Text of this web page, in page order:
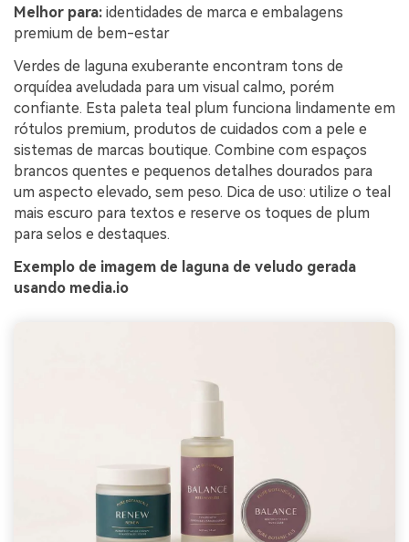
Melhor para: identidades de marca e embalagens
premium de bem-estar
Verdes de laguna exuberante encontram tons de
orquídea aveludada para um visual calmo, porém
confiante. Esta paleta teal plum funciona lindamente em
rótulos premium, produtos de cuidados com a pele e
sistemas de marcas boutique. Combine com espaços
brancos quentes e pequenos detalhes dourados para
um aspecto elevado, sem peso. Dica de uso: utilize o teal
mais escuro para textos e reserve os toques de plum
para selos e destaques.
Exemplo de imagem de laguna de veludo gerada
usando media.io